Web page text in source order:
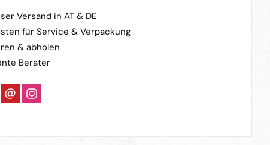
Versand in AT & DE
für Service & Verpackung
& abholen
Berater